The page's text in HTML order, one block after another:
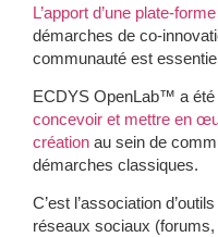
L’apport d’une plate-
démarches de co-
communauté est
ECDYS OpenLab™ a
concevoir et mettre en
création au sein de
démarches classiques.
C’est l’association
réseaux sociaux